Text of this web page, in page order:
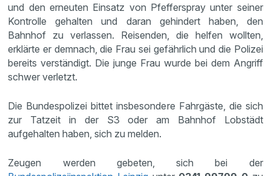
und den erneuten Einsatz von Pfefferspray unter seiner
Kontrolle gehalten und daran gehindert haben, den
Bahnhof zu verlassen. Reisenden, die helfen wollten,
erklärte er demnach, die Frau sei gefährlich und die Polizei
bereits verständigt. Die junge Frau wurde bei dem Angriff
schwer verletzt.
Die Bundespolizei bittet insbesondere Fahrgäste, die sich
zur Tatzeit in der S3 oder am Bahnhof Lobstädt
aufgehalten haben, sich zu melden.
Zeugen werden gebeten, sich bei der